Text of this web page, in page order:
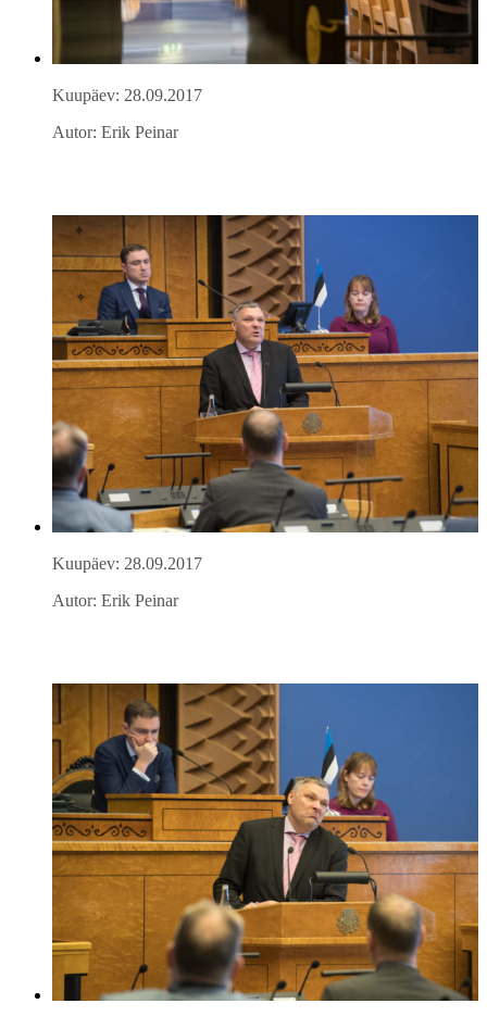
Kuupäev: 28.09.2017
Autor: Erik Peinar
Kuupäev: 28.09.2017
Autor: Erik Peinar